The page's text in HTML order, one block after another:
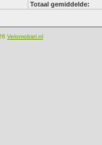
Totaal gemiddelde:
Velomobiel.nl